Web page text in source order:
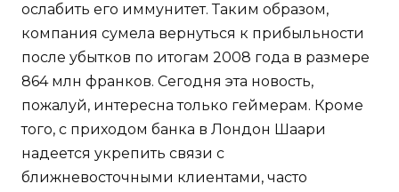
ослабить его иммунитет. Таким образом,
компания сумела вернуться к прибыльности
после убытков по итогам 2008 года в размере
864 млн франков. Сегодня эта новость,
пожалуй, интересна только геймерам. Кроме
того, с приходом банка в Лондон Шаари
надеется укрепить связи с
ближневосточными клиентами, часто